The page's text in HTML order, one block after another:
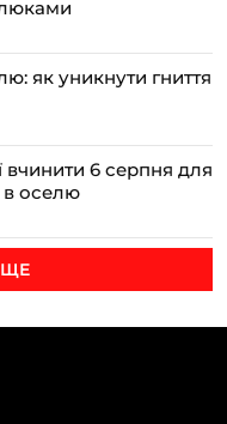
як уникнути гниття
вчинити 6 серпня для
в оселю